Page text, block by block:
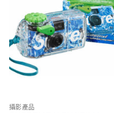
攝影產品